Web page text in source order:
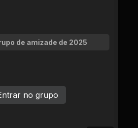
de amizade de 2025
no grupo